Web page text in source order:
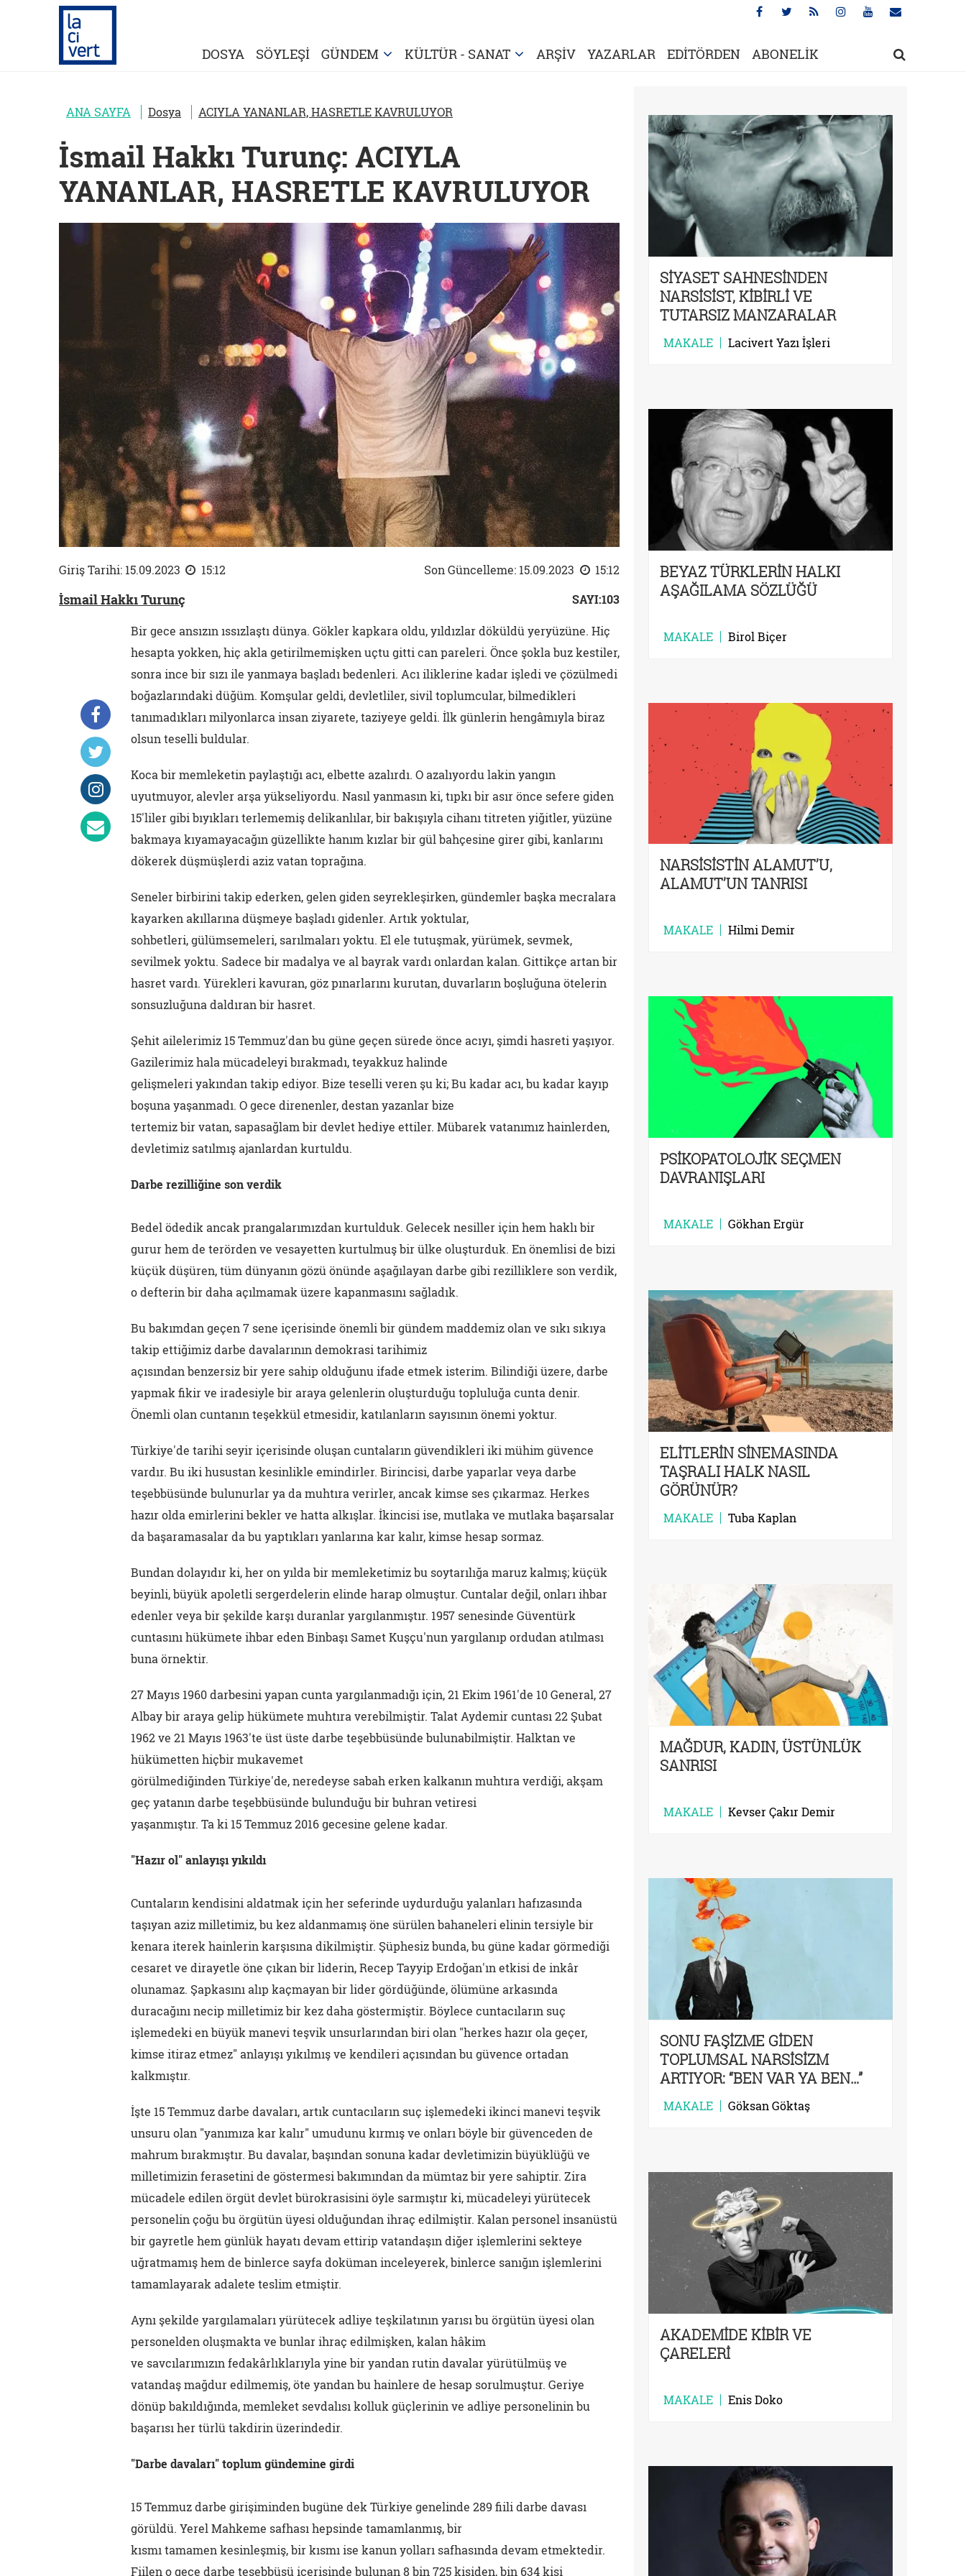
DOSYA SÖYLEŞİ GÜNDEM KÜLTÜR - SANAT ARŞİV YAZARLAR EDİTÖRDEN ABONELİK
ANA SAYFA Dosya ACIYLA YANANLAR, HASRETLE KAVRULUYOR
İsmail Hakkı Turunç: ACIYLA
YANANLAR, HASRETLE KAVRULUYOR
Giriş Tarihi: 15.09.2023 15:12 Son Güncelleme: 15.09.2023 15:12
İsmail Hakkı Turunç SAYI:103
Bir gece ansızın ıssızlaştı dünya. Gökler kapkara oldu, yıldızlar döküldü yeryüzüne. Hiç
hesapta yokken, hiç akla getirilmemişken uçtu gitti can pareleri. Önce şokla buz kestiler,
sonra ince bir sızı ile yanmaya başladı bedenleri. Acı iliklerine kadar işledi ve çözülmedi
boğazlarındaki düğüm. Komşular geldi, devletliler, sivil toplumcular, bilmedikleri
tanımadıkları milyonlarca insan ziyarete, taziyeye geldi. İlk günlerin hengâmıyla biraz
olsun teselli buldular.
Koca bir memleketin paylaştığı acı, elbette azalırdı. O azalıyordu lakin yangın
uyutmuyor, alevler arşa yükseliyordu. Nasıl yanmasın ki, tıpkı bir asır önce sefere giden
15'liler gibi bıyıkları terlememiş delikanlılar, bir bakışıyla cihanı titreten yiğitler, yüzüne
bakmaya kıyamayacağın güzellikte hanım kızlar bir gül bahçesine girer gibi, kanlarını
dökerek düşmüşlerdi aziz vatan toprağına.
Seneler birbirini takip ederken, gelen giden seyrekleşirken, gündemler başka mecralara
kayarken akıllarına düşmeye başladı gidenler. Artık yoktular,
sohbetleri, gülümsemeleri, sarılmaları yoktu. El ele tutuşmak, yürümek, sevmek,
sevilmek yoktu. Sadece bir madalya ve al bayrak vardı onlardan kalan. Gittikçe artan bir
hasret vardı. Yürekleri kavuran, göz pınarlarını kurutan, duvarların boşluğuna ötelerin
sonsuzluğuna daldıran bir hasret.
Şehit ailelerimiz 15 Temmuz'dan bu güne geçen sürede önce acıyı, şimdi hasreti yaşıyor.
Gazilerimiz hala mücadeleyi bırakmadı, teyakkuz halinde
gelişmeleri yakından takip ediyor. Bize teselli veren şu ki; Bu kadar acı, bu kadar kayıp
boşuna yaşanmadı. O gece direnenler, destan yazanlar bize
tertemiz bir vatan, sapasağlam bir devlet hediye ettiler. Mübarek vatanımız hainlerden,
devletimiz satılmış ajanlardan kurtuldu.
Darbe rezilliğine son verdik
Bedel ödedik ancak prangalarımızdan kurtulduk. Gelecek nesiller için hem haklı bir
gurur hem de terörden ve vesayetten kurtulmuş bir ülke oluşturduk. En önemlisi de bizi
küçük düşüren, tüm dünyanın gözü önünde aşağılayan darbe gibi rezilliklere son verdik,
o defterin bir daha açılmamak üzere kapanmasını sağladık.
Bu bakımdan geçen 7 sene içerisinde önemli bir gündem maddemiz olan ve sıkı sıkıya
takip ettiğimiz darbe davalarının demokrasi tarihimiz
açısından benzersiz bir yere sahip olduğunu ifade etmek isterim. Bilindiği üzere, darbe
yapmak fikir ve iradesiyle bir araya gelenlerin oluşturduğu topluluğa cunta denir.
Önemli olan cuntanın teşekkül etmesidir, katılanların sayısının önemi yoktur.
Türkiye'de tarihi seyir içerisinde oluşan cuntaların güvendikleri iki mühim güvence
vardır. Bu iki husustan kesinlikle emindirler. Birincisi, darbe yaparlar veya darbe
teşebbüsünde bulunurlar ya da muhtıra verirler, ancak kimse ses çıkarmaz. Herkes
hazır olda emirlerini bekler ve hatta alkışlar. İkincisi ise, mutlaka ve mutlaka başarsalar
da başaramasalar da bu yaptıkları yanlarına kar kalır, kimse hesap sormaz.
Bundan dolayıdır ki, her on yılda bir memleketimiz bu soytarılığa maruz kalmış; küçük
beyinli, büyük apoletli sergerdelerin elinde harap olmuştur. Cuntalar değil, onları ihbar
edenler veya bir şekilde karşı duranlar yargılanmıştır. 1957 senesinde Güventürk
cuntasını hükümete ihbar eden Binbaşı Samet Kuşçu'nun yargılanıp ordudan atılması
buna örnektir.
27 Mayıs 1960 darbesini yapan cunta yargılanmadığı için, 21 Ekim 1961'de 10 General, 27
Albay bir araya gelip hükümete muhtıra verebilmiştir. Talat Aydemir cuntası 22 Şubat
1962 ve 21 Mayıs 1963'te üst üste darbe teşebbüsünde bulunabilmiştir. Halktan ve
hükümetten hiçbir mukavemet
görülmediğinden Türkiye'de, neredeyse sabah erken kalkanın muhtıra verdiği, akşam
geç yatanın darbe teşebbüsünde bulunduğu bir buhran vetiresi
yaşanmıştır. Ta ki 15 Temmuz 2016 gecesine gelene kadar.
"Hazır ol" anlayışı yıkıldı
Cuntaların kendisini aldatmak için her seferinde uydurduğu yalanları hafızasında
taşıyan aziz milletimiz, bu kez aldanmamış öne sürülen bahaneleri elinin tersiyle bir
kenara iterek hainlerin karşısına dikilmiştir. Şüphesiz bunda, bu güne kadar görmediği
cesaret ve dirayetle öne çıkan bir liderin, Recep Tayyip Erdoğan'ın etkisi de inkâr
olunamaz. Şapkasını alıp kaçmayan bir lider gördüğünde, ölümüne arkasında
duracağını necip milletimiz bir kez daha göstermiştir. Böylece cuntacıların suç
işlemedeki en büyük manevi teşvik unsurlarından biri olan "herkes hazır ola geçer,
kimse itiraz etmez" anlayışı yıkılmış ve kendileri açısından bu güvence ortadan
kalkmıştır.
İşte 15 Temmuz darbe davaları, artık cuntacıların suç işlemedeki ikinci manevi teşvik
unsuru olan "yanımıza kar kalır" umudunu kırmış ve onları böyle bir güvenceden de
mahrum bırakmıştır. Bu davalar, başından sonuna kadar devletimizin büyüklüğü ve
milletimizin ferasetini de göstermesi bakımından da mümtaz bir yere sahiptir. Zira
mücadele edilen örgüt devlet bürokrasisini öyle sarmıştır ki, mücadeleyi yürütecek
personelin çoğu bu örgütün üyesi olduğundan ihraç edilmiştir. Kalan personel insanüstü
bir gayretle hem günlük hayatı devam ettirip vatandaşın diğer işlemlerini sekteye
uğratmamış hem de binlerce sayfa doküman inceleyerek, binlerce sanığın işlemlerini
tamamlayarak adalete teslim etmiştir.
Aynı şekilde yargılamaları yürütecek adliye teşkilatının yarısı bu örgütün üyesi olan
personelden oluşmakta ve bunlar ihraç edilmişken, kalan hâkim
ve savcılarımızın fedakârlıklarıyla yine bir yandan rutin davalar yürütülmüş ve
vatandaş mağdur edilmemiş, öte yandan bu hainlere de hesap sorulmuştur. Geriye
dönüp bakıldığında, memleket sevdalısı kolluk güçlerinin ve adliye personelinin bu
başarısı her türlü takdirin üzerindedir.
"Darbe davaları" toplum gündemine girdi
15 Temmuz darbe girişiminden bugüne dek Türkiye genelinde 289 fiili darbe davası
görüldü. Yerel Mahkeme safhası hepsinde tamamlanmış, bir
kısmı tamamen kesinleşmiş, bir kısmı ise kanun yolları safhasında devam etmektedir.
Fiilen o gece darbe teşebbüsü içerisinde bulunan 8 bin 725 kişiden, bin 634 kişi
SİYASET SAHNESİNDEN
NARSİSİST, KİBİRLİ VE
TUTARSIZ MANZARALAR
MAKALE Lacivert Yazı İşleri
BEYAZ TÜRKLERİN HALKI
AŞAĞILAMA SÖZLÜĞÜ
MAKALE Birol Biçer
NARSİSİSTİN ALAMUT’U,
ALAMUT’UN TANRISI
MAKALE Hilmi Demir
PSİKOPATOLOJİK SEÇMEN
DAVRANIŞLARI
MAKALE Gökhan Ergür
ELİTLERİN SİNEMASINDA
TAŞRALI HALK NASIL
GÖRÜNÜR?
MAKALE Tuba Kaplan
MAĞDUR, KADIN, ÜSTÜNLÜK
SANRISI
MAKALE Kevser Çakır Demir
SONU FAŞİZME GİDEN
TOPLUMSAL NARSİSİZM
ARTIYOR: “BEN VAR YA BEN…”
HASTALIĞI
MAKALE Göksan Göktaş
AKADEMİDE KİBİR VE
ÇARELERİ
MAKALE Enis Doko